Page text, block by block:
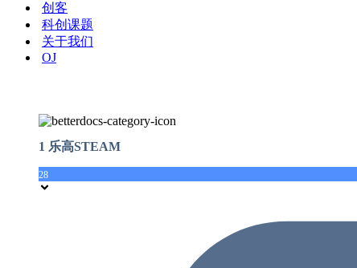
创客
科创课题
关于我们
OJ
1 乐高STEAM
28